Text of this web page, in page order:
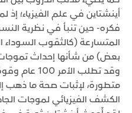
أينشتاين في علم الفيزياء؛
فكره- حين تنبأ في نظرية
المتسارعة (كالثقوب
بعض) من شأنها إحداث
وقد تطلب
متطورة، لإثبات صحة ما ذهب
الكشف الفيزيائي لموجات الجاذبية